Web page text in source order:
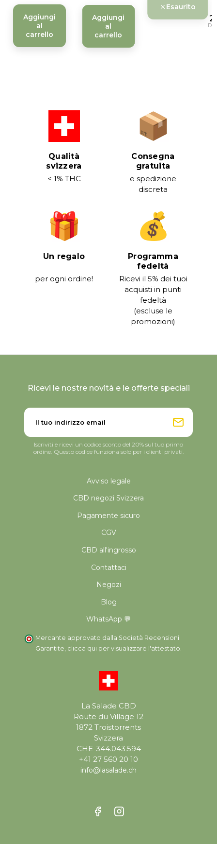
Aggiungi
al
carrello
Aggiungi
al
carrello
Esaurito
Qualità
svizzera
< 1% THC
Consegna
gratuita
e spedizione
discreta
Un regalo
per ogni ordine!
Programma
fedeltà
Ricevi il 5% dei tuoi
acquisti in punti
fedeltà
(escluse le
promozioni)
La Salade CBD
Route du Village 12
1872 Troistorrents
Svizzera
CHE-344.043.594
+41 27 560 20 10
info@lasalade.ch
Avviso legale
CBD negozi Svizzera
Pagamente sicuro
CGV
CBD all'ingrosso
Contattaci
Negozi
Blog
WhatsApp 💬
Mercante approvato dalla Società Recensioni
Garantite, clicca qui per visualizzare l'attestato.
Ricevi le nostre novità e le offerte speciali
Iscriviti e ricevi un codice sconto del 20% sul tuo primo
ordine. Questo codice funziona solo per i clienti privati.